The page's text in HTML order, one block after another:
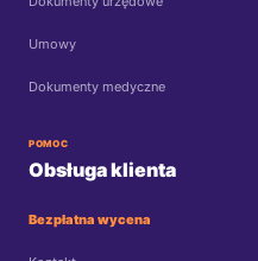
Umowy
Dokumenty medyczne
POMOC
Obsługa klienta
Bezpłatna wycena